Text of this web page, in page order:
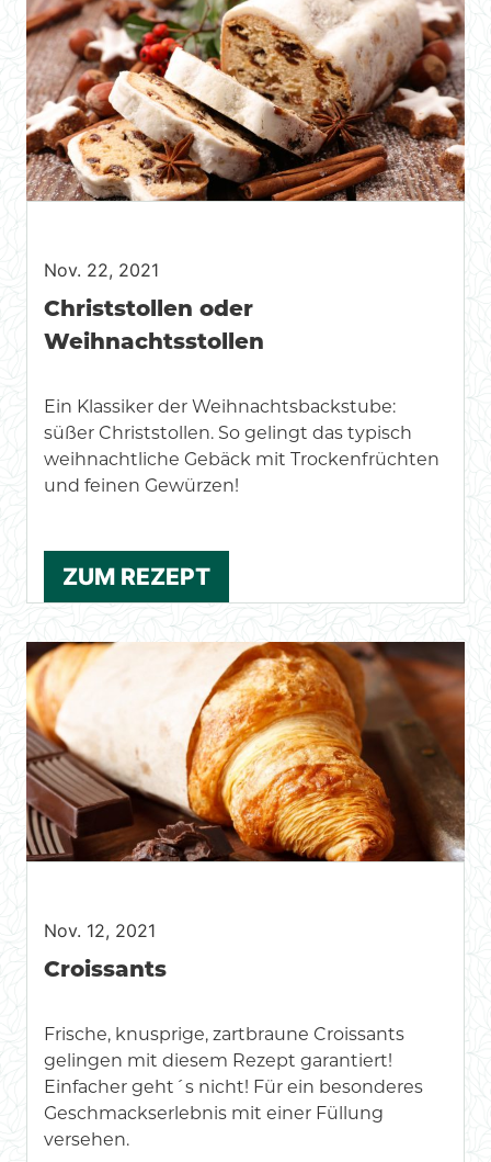
Nov. 22, 2021
Christstollen oder
Weihnachtsstollen
Ein Klassiker der Weihnachtsbackstube:
süßer Christstollen. So gelingt das typisch
weihnachtliche Gebäck mit Trockenfrüchten
und feinen Gewürzen!
ZUM REZEPT
Nov. 12, 2021
Croissants
Frische, knusprige, zartbraune Croissants
gelingen mit diesem Rezept garantiert!
Einfacher geht´s nicht! Für ein besonderes
Geschmackserlebnis mit einer Füllung
versehen.